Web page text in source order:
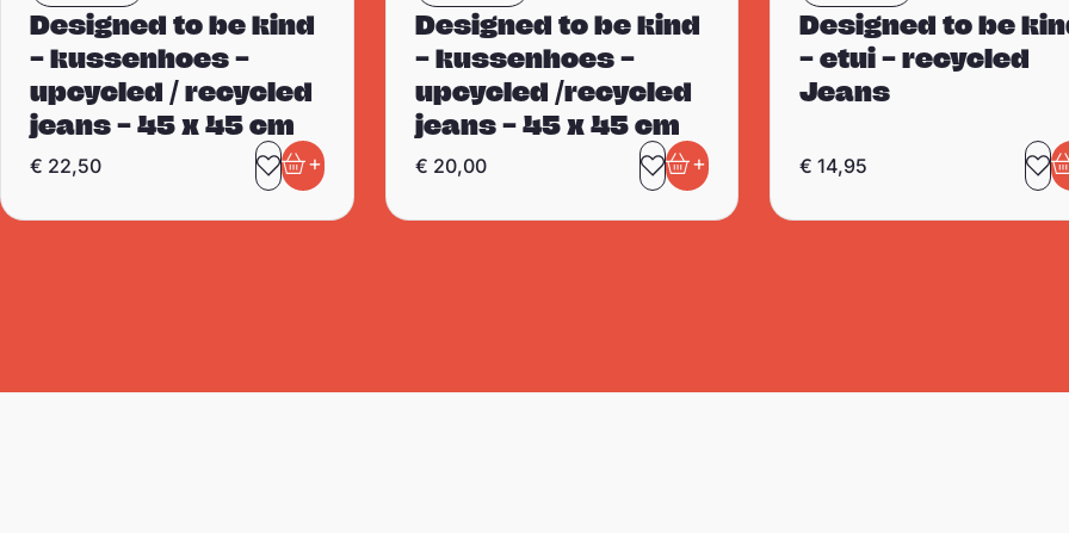
Designed to be kind
– kussenhoes –
upcycled / recycled
jeans – 45 x 45 cm
€ 22,50
Toevoegen aan favorieten
+
In winkelwagen
Designed to be kind
– kussenhoes –
upcycled /recycled
jeans – 45 x 45 cm
€ 20,00
Toevoegen aan favorieten
+
In winkelwagen
Designed to be
– etui – recycled
Jeans
€ 14,95